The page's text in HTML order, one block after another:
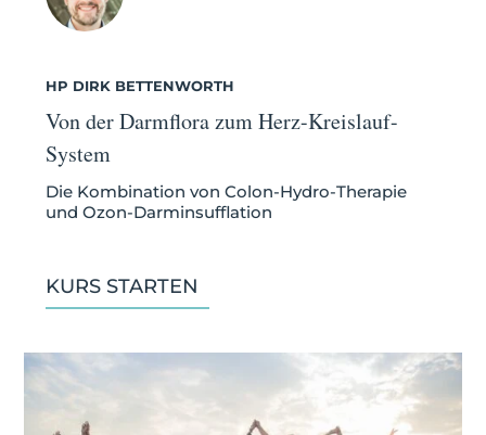
HP DIRK BETTENWORTH
Von der Darmflora zum Herz-Kreislauf-
System
Die Kombination von Colon-Hydro-Therapie
und Ozon-Darminsufflation
KURS STARTEN